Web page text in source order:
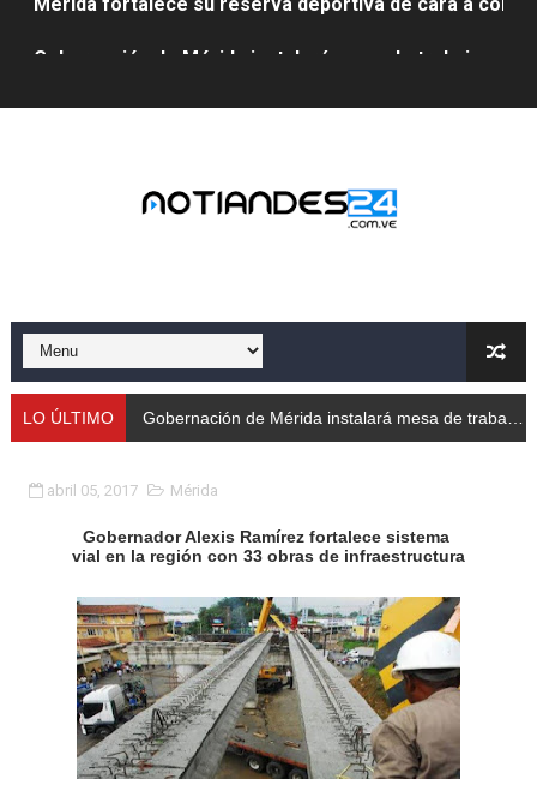
Gobierno bolivariano avanza en la transformación del
Instituto Nacional de Nutrición celebra Semana
Gobernación de Mérida fortalece el desarrollo
Fortaleciendo la economía comunal en El Vigía con
Campo Elías consolida plan de bacheo en el sector La
Fundecem inició con éxito el taller vacacional de
El Lactario del Iahula celebra la Semana Mundial de la
Plan Vacacional "Venezuela Ríe 2026" brinda
LO ÚLTIMO Gobernación de Mérida instalará mesa de trabajo con educadores jubilados
abril 05, 2017 Mérida
Gobernador Alexis Ramírez fortalece sistema
vial en la región con 33 obras de infraestructura